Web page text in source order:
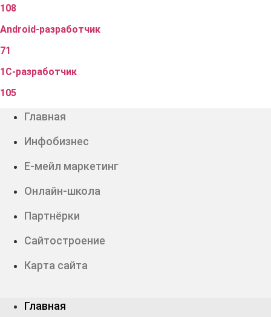
108
Android-разработчик
71
1С-разработчик
105
Главная
Инфобизнес
Е-мейл маркетинг
Онлайн-школа
Партнёрки
Сайтостроение
Карта сайта
Главная